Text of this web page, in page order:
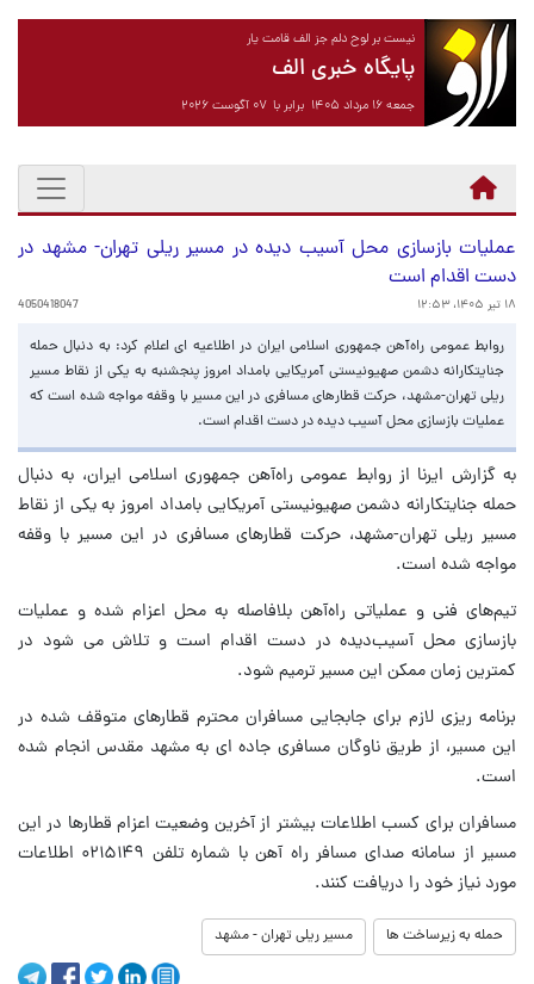
نیست بر لوح دلم جز الف قامت یار
پایگاه خبری الف
جمعه ۱۶ مرداد ۱۴۰۵ برابر با ۰۷ آگوست ۲۰۲۶
عملیات بازسازی محل آسیب دیده در مسیر ریلی تهران- مشهد در
دست اقدام است
۱۸ تیر ۱۴۰۵، ۱۲:۵۳ 4050418047
روابط عمومی راه‌آهن جمهوری اسلامی ایران در اطلاعیه ای اعلام کرد: به دنبال حمله
جنایتکارانه دشمن صهیونیستی آمریکایی بامداد امروز پنجشنبه به یکی از ‌نقاط مسیر
ریلی تهران-مشهد، حرکت قطارهای مسافری در این مسیر با وقفه مواجه شده است که
عملیات بازسازی محل آسیب دیده در دست اقدام است.
به گزارش ایرنا از روابط عمومی راه‌آهن جمهوری اسلامی ایران، به دنبال
حمله جنایتکارانه دشمن صهیونیستی آمریکایی بامداد امروز به یکی از ‌نقاط
مسیر ریلی تهران-مشهد، حرکت قطارهای مسافری در این مسیر با وقفه
مواجه شده است.
تیم‌های فنی و عملیاتی راه‌آهن بلافاصله به محل اعزام شده و عملیات
بازسازی محل آسیب‌دیده در دست اقدام است و تلاش می شود در
کمترین زمان ممکن این مسیر ترمیم شود.
برنامه ریزی لازم برای جابجایی مسافران محترم قطارهای متوقف شده در
این مسیر، از طریق ناوگان مسافری جاده ای به مشهد مقدس انجام شده
است.
مسافران برای کسب اطلاعات بیشتر از آخرین وضعیت اعزام قطارها در این
مسیر از سامانه صدای مسافر راه آهن با شماره تلفن ۰۲۱۵۱۴۹ اطلاعات
مورد نیاز خود را دریافت کنند.
حمله به زیرساخت ها مسیر ریلی تهران - مشهد